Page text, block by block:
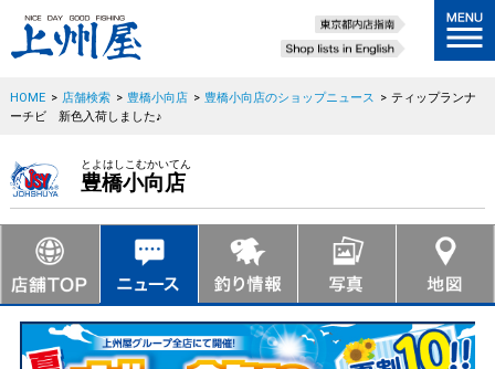
HOME > 店舗検索 > 豊橋小向店 > 豊橋小向店のショップニュース > ティップランナ
ーチビ 新色入荷しました♪
とよはしこむかいてん
豊橋小向店